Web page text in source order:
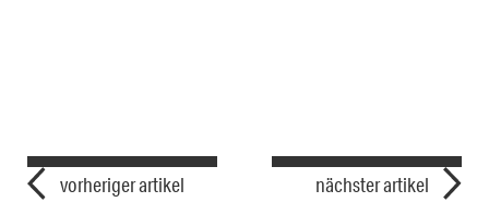
vorheriger artikel nächster artikel